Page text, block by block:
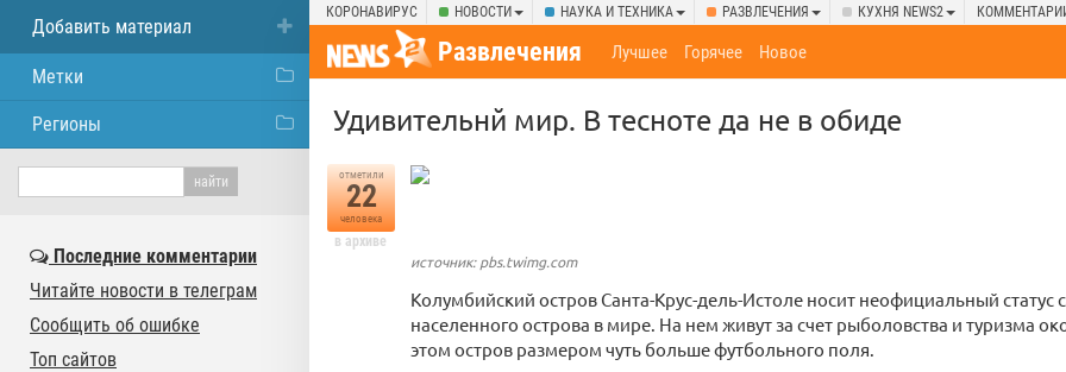
КОРОНАВИРУС НОВОСТИ НАУКА И ТЕХНИКА РАЗВЛЕЧЕНИЯ КУХНЯ NEWS2
Развлечения Лучшее Горячее Новое
Удивительнй мир. В тесноте да не в обиде
отметили
22
человека
в архиве
источник: pbs.twimg.com
Колумбийский остров Санта-Крус-дель-Истоле носит неофициальный статус
населенного острова в мире. На нем живут за счет рыболовства и туризма
этом остров размером чуть больше футбольного поля.
Добавить материал
Метки
Регионы
Последние комментарии
Читайте новости в телеграм
Сообщить об ошибке
Топ сайтов